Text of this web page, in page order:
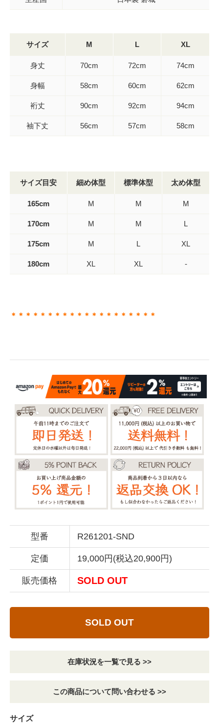
サイズ M L XL
身丈 70cm 72cm 74cm
身幅 58cm 60cm 62cm
裄丈 90cm 92cm 94cm
袖下丈 56cm 57cm 58cm
サイズ目安 細め体型 標準体型 太め体型
165cm M M M
170cm M M L
175cm M L XL
180cm XL XL -
＊＊＊＊＊＊＊＊＊＊＊＊＊＊＊＊＊＊＊＊
型番 R261201-SND
定価 19,000円(税込20,900円)
販売価格 SOLD OUT
SOLD OUT
在庫状況を一覧で見る >>
この商品について問い合わせる >>
サイズ